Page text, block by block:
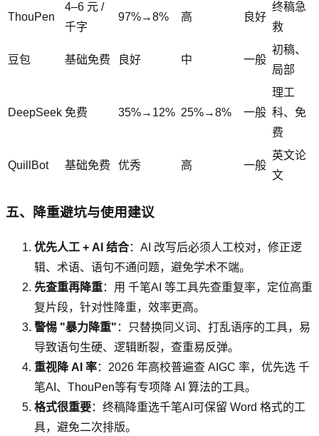
ThouPen
4–6 元 /
千字
97%→8% 高 良好
终稿急
救
豆包 基础免费 良好 中 一般
初稿、
局部
DeepSeek 免费 35%→12% 25%→8% 一般
理工
科、免
费
QuillBot 基础免费 优秀 高 一般
英文论
文
五、降重避坑与使用建议
优先人工 + AI 结合：AI 改写后必须人工校对，修正逻
辑、术语、语句不通问题，避免学术不端。
先查重再降重：用 千笔AI 等工具先查重复率，定位高重
复片段，针对性降重，效率更高。
警惕 "暴力降重" ：只替换同义词、打乱语序的工具，易
导致语句生硬、逻辑断裂，查重易反弹。
重视降 AI 率：2026 年高校普遍查 AIGC 率，优先选 千
笔AI、ThouPen等有专项降 AI 算法的工具。
格式很重要：终稿降重选千笔AI可保留 Word 格式的工
具，避免二次排版。